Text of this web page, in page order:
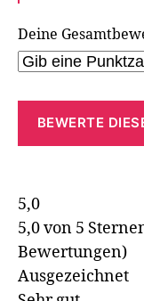
Deine
BEWERTE
5,0
5,0 von 5
Bewertungen)
Ausgezeichnet